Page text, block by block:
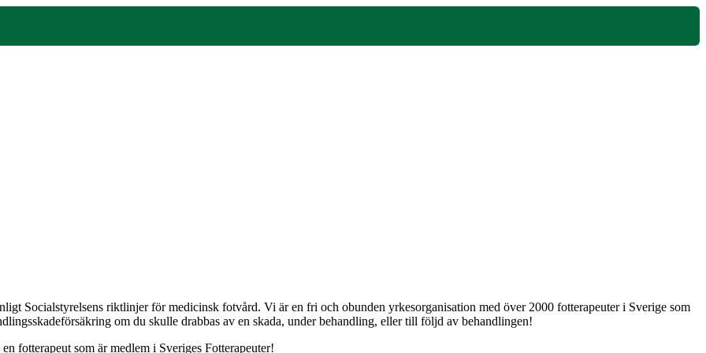
Socialstyrelsens riktlinjer för medicinsk fotvård. Vi är en fri och obunden yrkesorganisation med över 2000 fotterapeuter i Sverige som
om du skulle drabbas av en skada, under behandling, eller till följd av behandlingen!
fotterapeut som är medlem i Sveriges Fotterapeuter!